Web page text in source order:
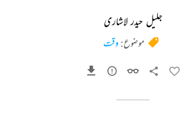
جلیل حیدر لاشاری
موضوع: وقت